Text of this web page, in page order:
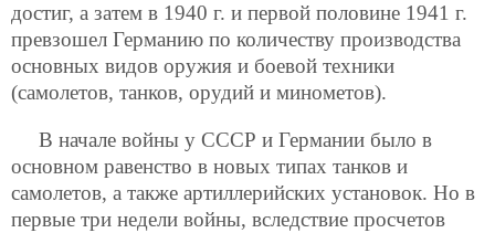
достиг, а затем в 1940 г. и первой половине 1941 г.
превзошел Германию по количеству производства
основных видов оружия и боевой техники
(самолетов, танков, орудий и минометов).
В начале войны у СССР и Германии было в
основном равенство в новых типах танков и
самолетов, а также артиллерийских установок. Но в
первые три недели войны, вследствие просчетов